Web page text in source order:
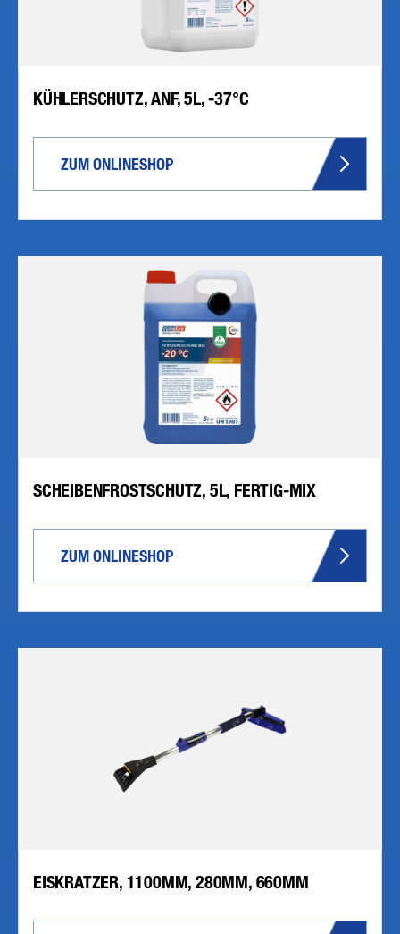
KÜHLERSCHUTZ, ANF, 5L, -37°C
ZUM ONLINESHOP
SCHEIBENFROSTSCHUTZ, 5L, FERTIG-MIX
ZUM ONLINESHOP
EISKRATZER, 1100MM, 280MM, 660MM